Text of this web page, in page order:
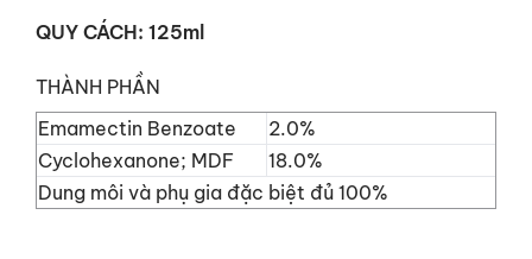
QUY CÁCH: 125ml
THÀNH PHẦN
Emamectin Benzoate
2.0%
Cyclohexanone; MDF
18.0%
Dung môi và phụ gia đặc biệt đủ 100%